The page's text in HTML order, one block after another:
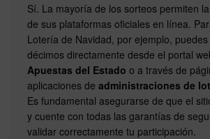
Sí. La mayoría de los sorteos permiten
de sus plataformas oficiales en línea.
Lotería de Navidad, por ejemplo,
décimos directamente desde el portal
Apuestas del Estado o a través de
aplicaciones de administraciones de
Es fundamental asegurarse de que el
y cuente con todas las garantías de
validar correctamente tu participación.